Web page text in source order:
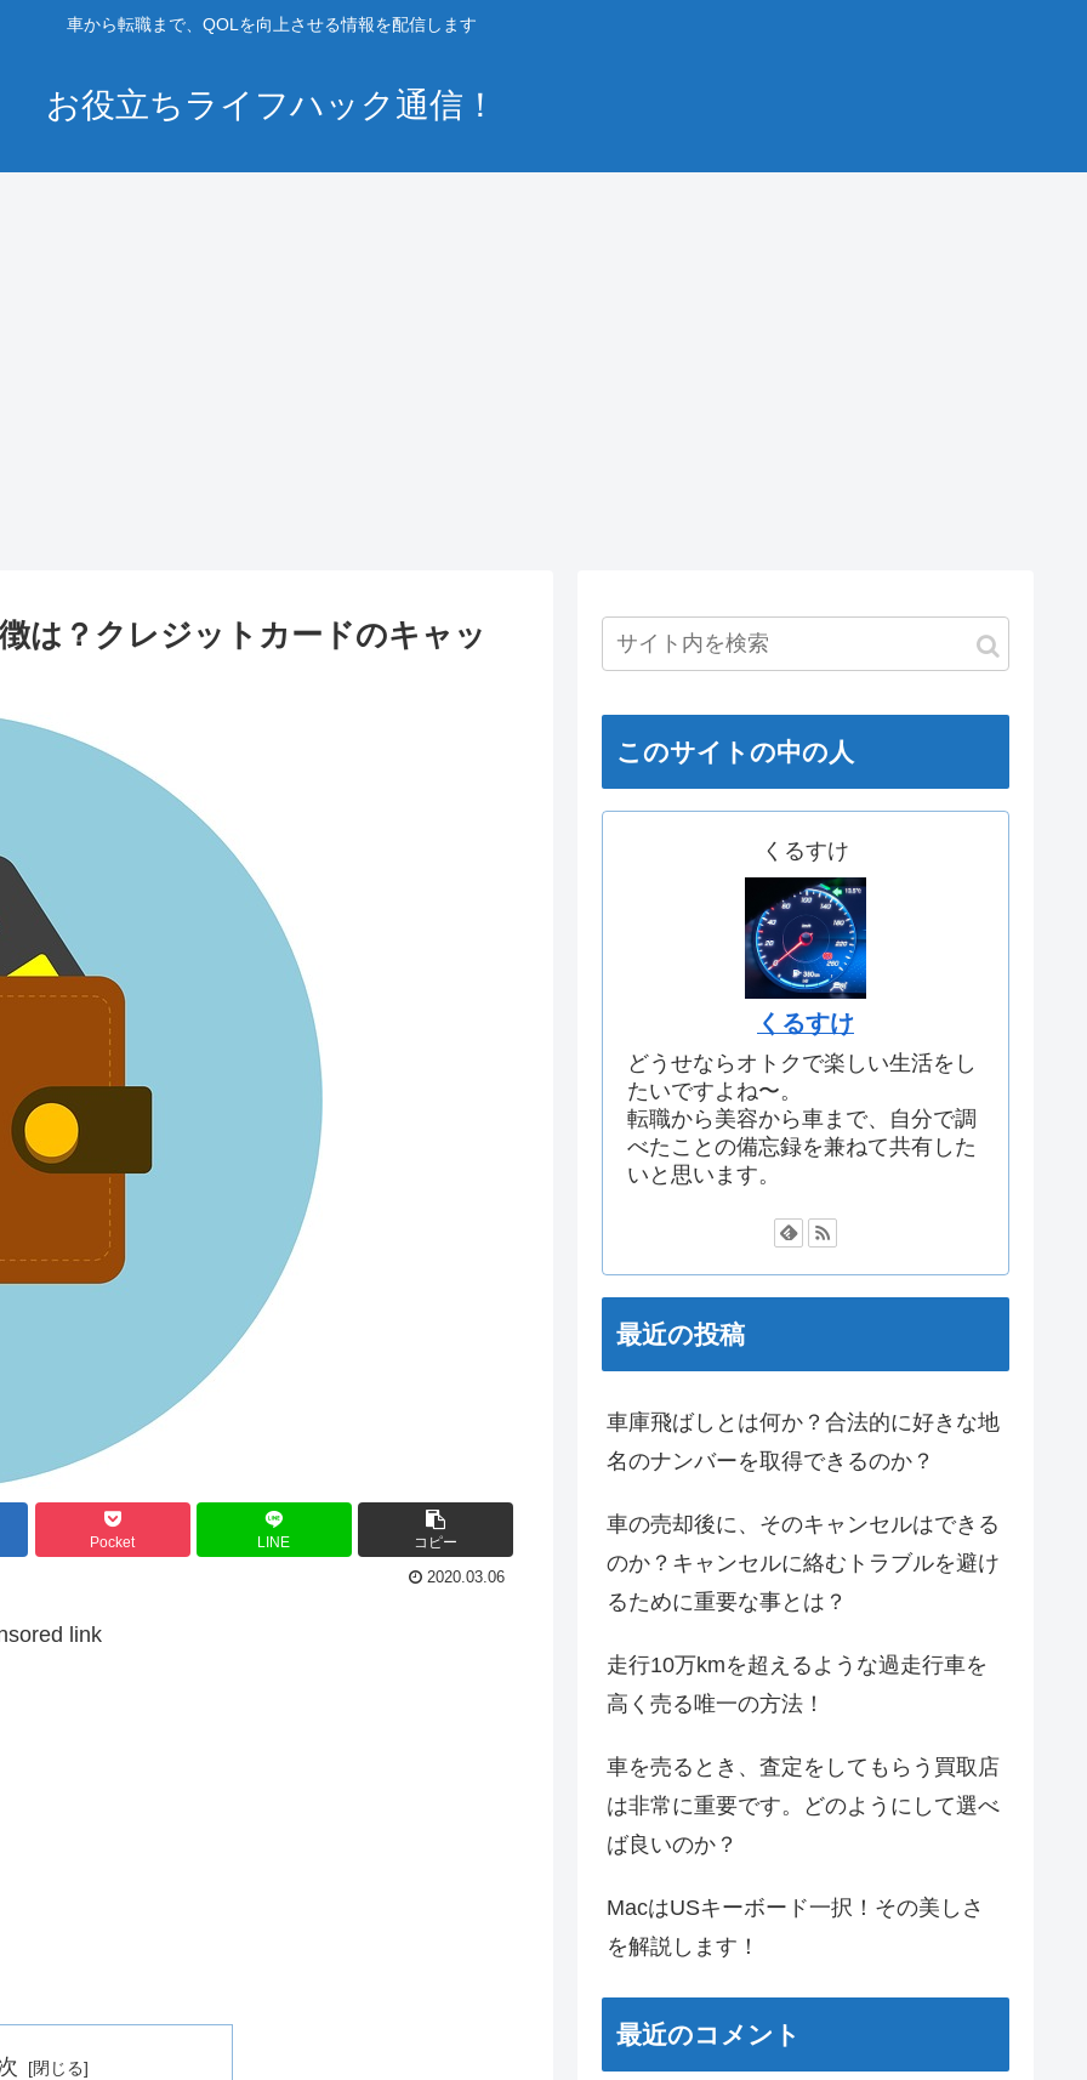
車から転職まで、QOLを向上させる情報を配信します
お役立ちライフハック通信！
は？クレジットカードのキャッ
Pocket LINE コピー
2020.03.06
link
このサイトの中の人
くるすけ
くるすけ
どうせならオトクで楽しい生活をし
たいですよね〜。
転職から美容から車まで、自分で調
べたことの備忘録を兼ねて共有した
いと思います。
最近の投稿
車庫飛ばしとは何か？合法的に好きな地
名のナンバーを取得できるのか？
車の売却後に、そのキャンセルはできる
のか？キャンセルに絡むトラブルを避け
るために重要な事とは？
走行10万kmを超えるような過走行車を
高く売る唯一の方法！
車を売るとき、査定をしてもらう買取店
は非常に重要です。どのようにして選べ
ば良いのか？
MacはUSキーボード一択！その美しさ
を解説します！
最近のコメント